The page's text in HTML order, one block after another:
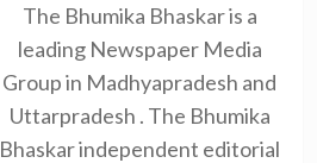
The Bhumika Bhaskar is a
leading Newspaper Media
Group in Madhyapradesh and
Uttarpradesh . The Bhumika
Bhaskar independent editorial